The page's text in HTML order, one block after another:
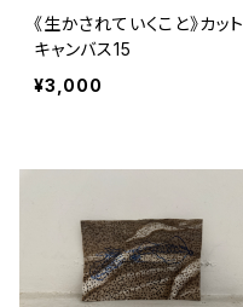
《生かされていくこと》カット
キャンバス15
¥3,000